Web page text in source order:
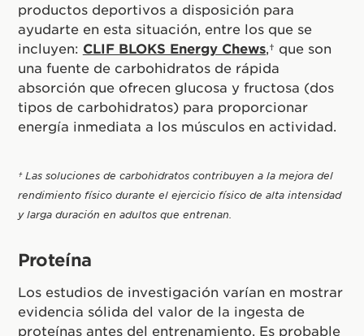
productos deportivos a disposición para
ayudarte en esta situación, entre los que se
incluyen: CLIF BLOKS Energy Chews,† que son
una fuente de carbohidratos de rápida
absorción que ofrecen glucosa y fructosa (dos
tipos de carbohidratos) para proporcionar
energía inmediata a los músculos en actividad.
† Las soluciones de carbohidratos contribuyen a la mejora del
rendimiento físico durante el ejercicio físico de alta intensidad
y larga duración en adultos que entrenan.
Proteína
Los estudios de investigación varían en mostrar
evidencia sólida del valor de la ingesta de
proteínas antes del entrenamiento. Es probable